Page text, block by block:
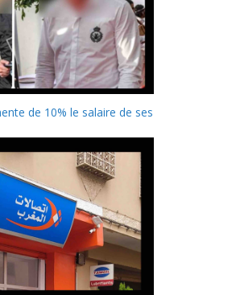
de 10% le salaire de ses